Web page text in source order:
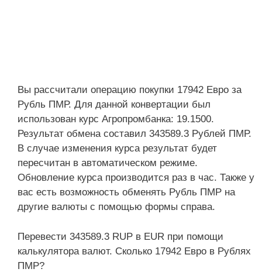
Вы рассчитали операцию покупки 17942 Евро за
Рубль ПМР. Для данной конвертации был
использован курс Агропромбанка: 19.1500.
Результат обмена составил 343589.3 Рублей ПМР.
В случае изменения курса результат будет
пересчитан в автоматическом режиме.
Обновление курса производится раз в час. Также у
вас есть возможность обменять Рубль ПМР на
другие валюты с помощью формы справа.
Перевести 343589.3 RUP в EUR при помощи
калькулятора валют. Сколько 17942 Евро в Рублях
ПМР?